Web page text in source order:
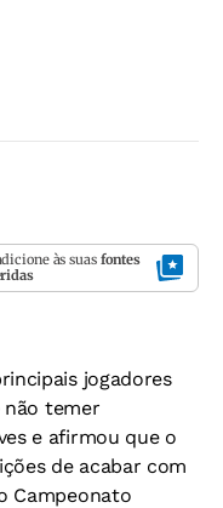
às suas fontes
jogadores
não temer
e afirmou que o
de acabar com
Campeonato